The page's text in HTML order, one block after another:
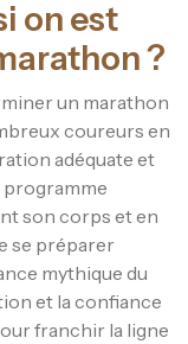
on est
?
un marathon
coureurs en
adéquate et
programme
son corps et en
se préparer
mythique du
et la confiance
franchir la ligne